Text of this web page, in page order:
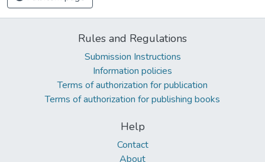
Rules and Regulations
Submission Instructions
Information policies
Terms of authorization for publication
Terms of authorization for publishing books
Help
Contact
About